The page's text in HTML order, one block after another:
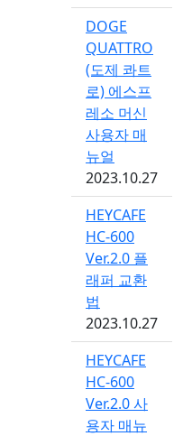
DOGE
QUATTRO
(도제 콰트
로) 에스프
레소 머신
사용자 매
뉴얼
2023.10.27
HEYCAFE
HC-600
Ver.2.0 플
래퍼 교환
법
2023.10.27
HEYCAFE
HC-600
Ver.2.0 사
용자 매뉴